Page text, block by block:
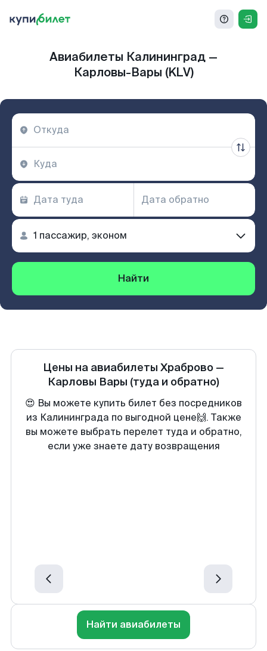
Авиабилеты Калининград —
Карловы-Вары (KLV)
Найти
Цены на авиабилеты Храброво —
Карловы Вары (туда и обратно)
😍 Вы можете купить билет без посредников
из Калининграда по выгодной цене🙌. Также
вы можете выбрать перелет туда и обратно,
если уже знаете дату возвращения
Найти авиабилеты